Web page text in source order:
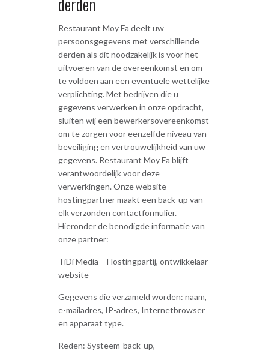
Restaurant Moy Fa deelt uw
persoonsgegevens met verschillende
derden als dit noodzakelijk is voor het
uitvoeren van de overeenkomst en om
te voldoen aan een eventuele wettelijke
verplichting. Met bedrijven die u
gegevens verwerken in onze opdracht,
sluiten wij een bewerkersovereenkomst
om te zorgen voor eenzelfde niveau van
beveiliging en vertrouwelijkheid van uw
gegevens. Restaurant Moy Fa blijft
verantwoordelijk voor deze
verwerkingen. Onze website
hostingpartner maakt een back-up van
elk verzonden contactformulier.
Hieronder de benodigde informatie van
onze partner:
TiDi Media – Hostingpartij, ontwikkelaar
website
Gegevens die verzameld worden: naam,
e-mailadres, IP-adres, Internetbrowser
en apparaat type.
Reden: Systeem-back-up,